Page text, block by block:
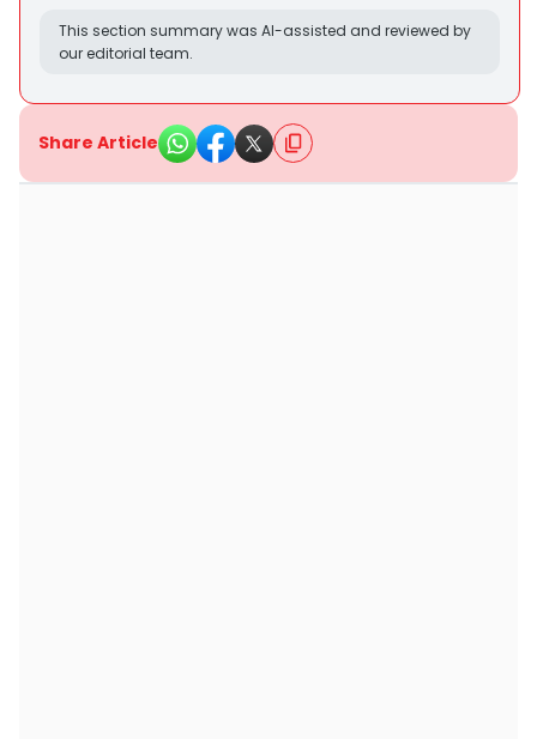
This section summary was AI-assisted and reviewed by
our editorial team.
Share Article